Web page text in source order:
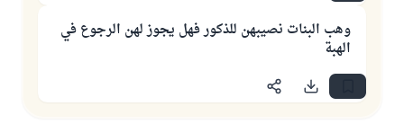
وهب البنات نصيبهن للذكور فهل يجوز لهن الرجوع في
الهبة